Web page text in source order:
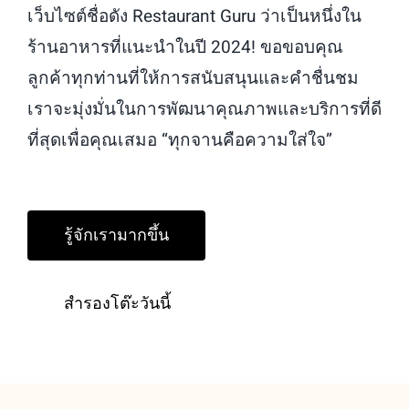
เว็บไซต์ชื่อดัง Restaurant Guru ว่าเป็นหนึ่งใน
ร้านอาหารที่แนะนำในปี 2024! ขอขอบคุณ
ลูกค้าทุกท่านที่ให้การสนับสนุนและคำชื่นชม
เราจะมุ่งมั่นในการพัฒนาคุณภาพและบริการที่ดี
ที่สุดเพื่อคุณเสมอ “ทุกจานคือความใส่ใจ”
รู้จักเรามากขึ้น
สำรองโต๊ะวันนี้